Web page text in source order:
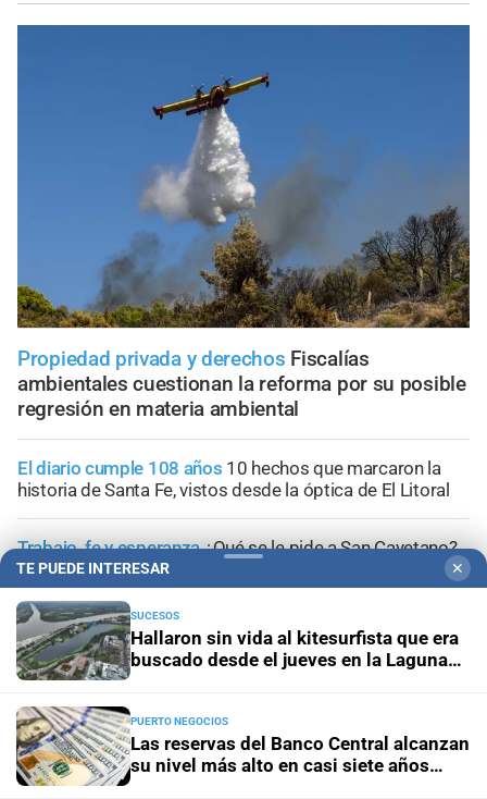
Propiedad privada y derechos Fiscalías
ambientales cuestionan la reforma por su posible
regresión en materia ambiental
El diario cumple 108 años 10 hechos que marcaron la
historia de Santa Fe, vistos desde la óptica de El Litoral
Trabajo, fe y esperanza¿Qué se le pide a San Cayetano?
La celebración del 7 de agosto que vuelve a reunir a miles
de fieles
Panorama astrológicoHoróscopo de hoy 7 de agosto de
2026
EfeméridesDía Internacional de la Cerveza: por qué se
celebra cada 7 agosto y cuál es el curioso origen de la
festividad
TE PUEDE INTERESAR ✕
SUCESOS
Hallaron sin vida al kitesurfista que era
buscado desde el jueves en la Laguna
PUERTO NEGOCIOS
Las reservas del Banco Central alcanzan
su nivel más alto en casi siete años